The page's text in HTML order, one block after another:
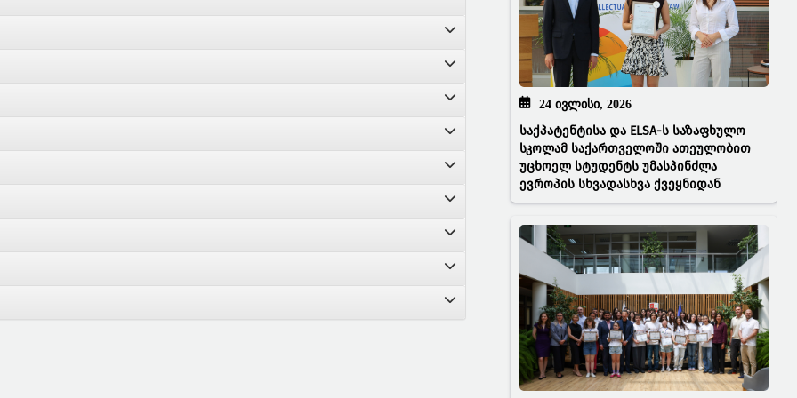
24 ᲘᲕᲚᲘᲡᲘ, 2026
საქპატენტისა და ELSA-ს საზაფხულო
სკოლამ საქართველოში ათეულობით
უცხოელ სტუდენტს უმასპინძლა
ევროპის სხვადასხვა ქვეყნიდან